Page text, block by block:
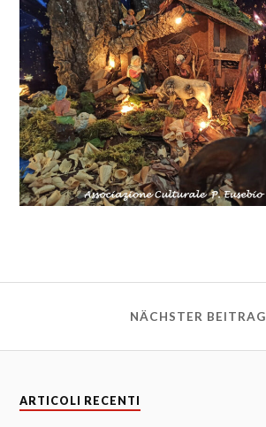
NÄCHSTER BEITRAG
ARTICOLI RECENTI